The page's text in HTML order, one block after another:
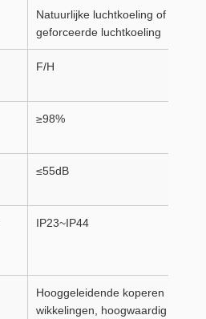
Natuurlijke luchtkoeling of
geforceerde luchtkoeling
F/H
≥98%
≤55dB
IP23~IP44
Hooggeleidende koperen
wikkelingen, hoogwaardig